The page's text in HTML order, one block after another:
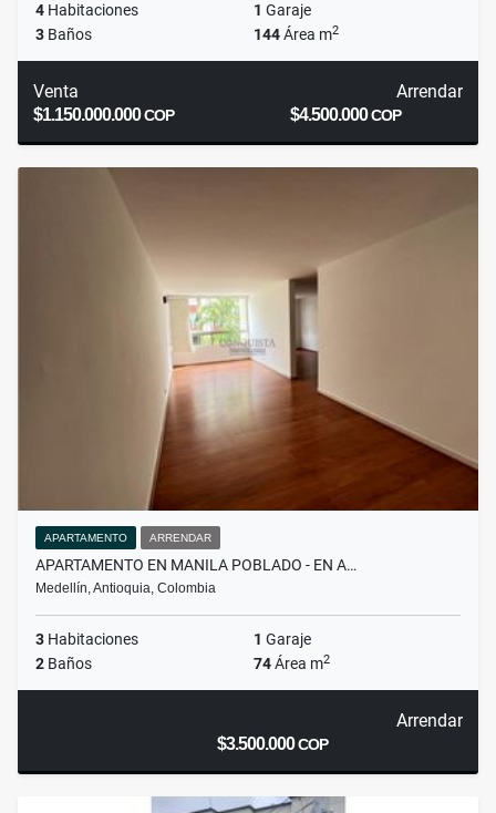
4 Habitaciones 1 Garaje
3 Baños 144Área m2
Venta
$1.150.000.000COP
Arrendar
$4.500.000COP
APARTAMENTO ARRENDAR
APARTAMENTO EN MANILA POBLADO - EN A…
Medellín, Antioquia, Colombia
3 Habitaciones 1 Garaje
2 Baños 74Área m2
Arrendar
$3.500.000COP